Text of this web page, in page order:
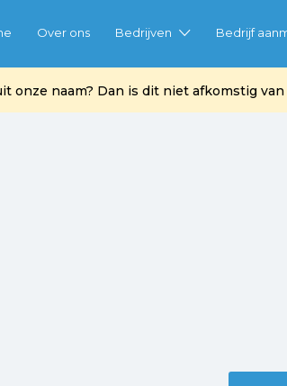
onze naam? Dan is dit niet afkomstig
Over ons Bedrijven Bedrijf